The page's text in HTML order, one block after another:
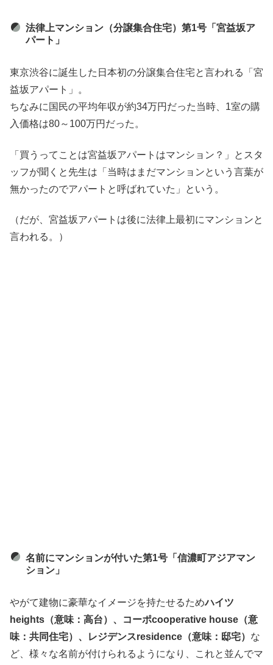
法律上マンション（分譲集合住宅）第1号「宮益坂ア
パート」
東京渋谷に誕生した日本初の分譲集合住宅と言われる「宮
益坂アパート」。
ちなみに国民の平均年収が約34万円だった当時、1室の購
入価格は80～100万円だった。
「買うってことは宮益坂アパートはマンション？」とスタ
ッフが聞くと先生は「当時はまだマンションという言葉が
無かったのでアパートと呼ばれていた」という。
（だが、宮益坂アパートは後に法律上最初にマンションと
言われる。）
名前にマンションが付いた第1号「信濃町アジアマン
ション」
やがて建物に豪華なイメージを持たせるためハイツ
heights（意味：高台）、コーポcooperative house（意
味：共同住宅）、レジデンスresidence（意味：邸宅） な
ど、様々な名前が付けられるようになり、これと並んでマ